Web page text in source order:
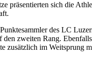
präsentierten sich die
des LC
den zweiten Rang.
zusätzlich im Weitsprung